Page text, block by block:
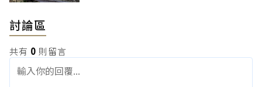
討論區
共有 0 則留言